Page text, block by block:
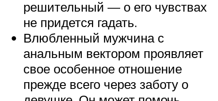
решительный — о его чувствах
не придется гадать.
Влюбленный мужчина с
анальным вектором проявляет
свое особенное отношение
прежде всего через заботу о